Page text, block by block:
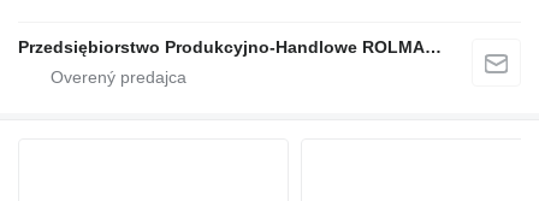
Przedsiębiorstwo Produkcyjno-Handlowe ROLMAPOL Marcin Dziekan